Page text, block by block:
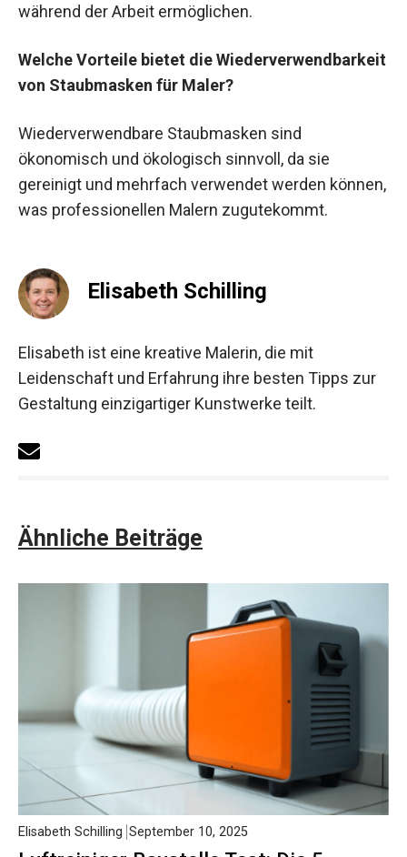
während der Arbeit ermöglichen.
Welche Vorteile bietet die Wiederverwendbarkeit
von Staubmasken für Maler?
Wiederverwendbare Staubmasken sind
ökonomisch und ökologisch sinnvoll, da sie
gereinigt und mehrfach verwendet werden können,
was professionellen Malern zugutekommt.
Elisabeth Schilling
Elisabeth ist eine kreative Malerin, die mit
Leidenschaft und Erfahrung ihre besten Tipps zur
Gestaltung einzigartiger Kunstwerke teilt.
Ähnliche Beiträge
Elisabeth Schilling September 10, 2025